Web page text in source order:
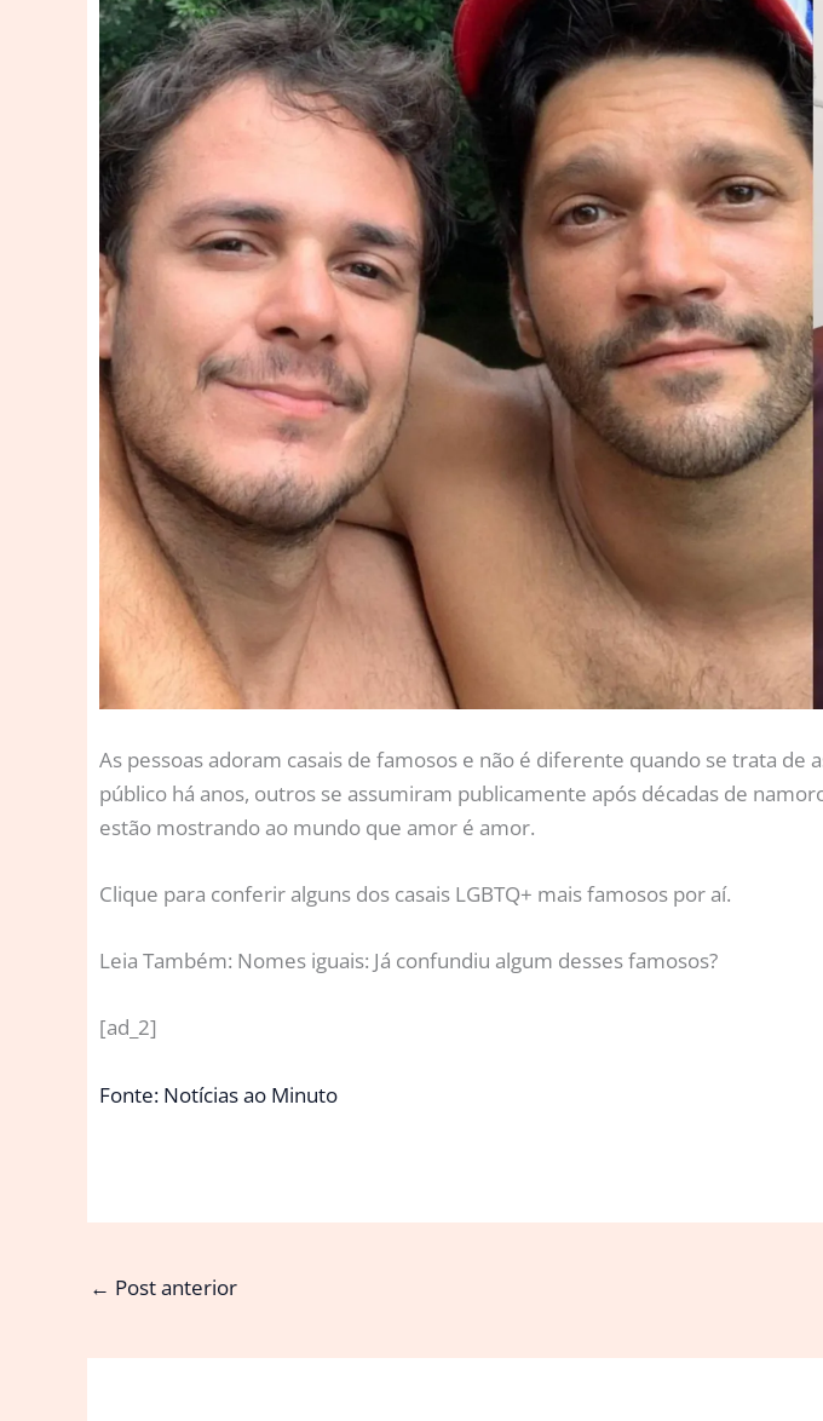
As pessoas adoram casais de famosos e não é diferente quando se trata de
público há anos, outros se assumiram publicamente após décadas de
estão mostrando ao mundo que amor é amor.
Clique para conferir alguns dos casais LGBTQ+ mais famosos por aí.
Leia Também: Nomes iguais: Já confundiu algum desses famosos?
[ad_2]
Fonte: Notícias ao Minuto
← Post anterior